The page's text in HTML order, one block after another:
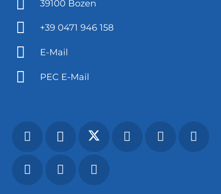
39100 Bozen
+39 0471 946 158
E-Mail
PEC E-Mail